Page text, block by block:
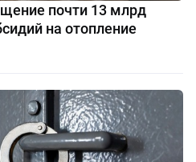
почти 13 млрд
на отопление